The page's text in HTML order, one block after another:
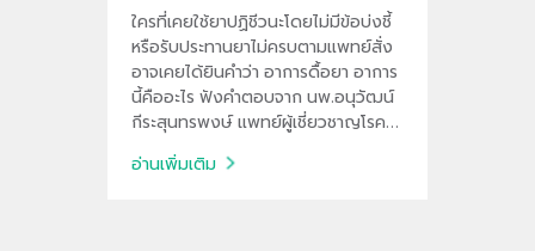
ใครที่เคยใช้ยาปฏิชีวนะโดยไม่มีข้อบ่งชี้
หรือรับประทานยาไม่ครบตามแพทย์สั่ง
อาจเคยได้ยินคำว่า อาการดื้อยา อาการ
นี้คืออะไร ฟังคำตอบจาก นพ.อนุวัฒน์
กีระสุนทรพงษ์ แพทย์ผู้เชี่ยวชาญโรค
พร้อมเยี่ยมชมห้องจุลชีววิทยาคลินิก
อ่านเพิ่มเติม